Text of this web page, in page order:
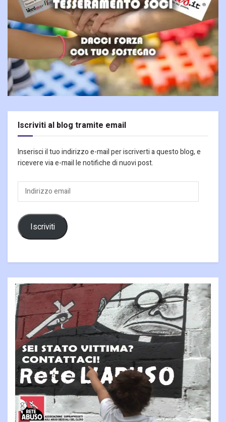
Iscriviti al blog tramite email
Inserisci il tuo indirizzo e-mail per iscriverti a questo blog, e
ricevere via e-mail le notifiche di nuovi post.
Indirizzo
email
Iscriviti